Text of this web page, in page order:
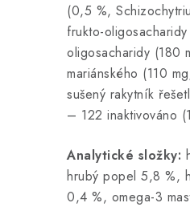
(0,5 %,
frukto-
oligosacharidy (180
mariánského (110
sušený rakytník
– 122 inaktivováno
Analytické složky:
hrubý popel 5,8 %,
0,4 %, omega-3